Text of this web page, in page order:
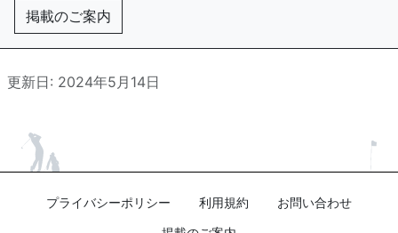
掲載のご案内
更新日: 2024年5月14日
プライバシーポリシー 利用規約
お問い合わせ